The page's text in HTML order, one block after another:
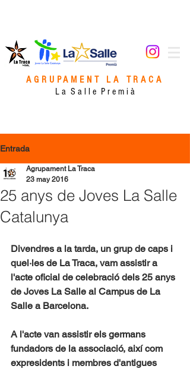
AGRUPAMENT LA TRACA
L a S a l l e P r e m i à
Entrada
25 anys de Joves La Salle
Catalunya
Agrupament La Traca
23 may 2016
Divendres a la tarda, un grup de caps i
quel·les de La Traca, vam assistir a
l'acte oficial de celebració dels 25 anys
de Joves La Salle al Campus de La
Salle a Barcelona.
A l'acte van assistir els germans
fundadors de la associació, així com
expresidents i membres d'antigues